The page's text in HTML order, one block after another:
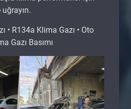
• R134a Klima Gazı • Oto
Gazı Basımı